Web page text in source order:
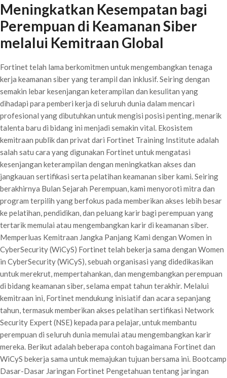
Meningkatkan Kesempatan bagi
Perempuan di Keamanan Siber
melalui Kemitraan Global
Fortinet telah lama berkomitmen untuk mengembangkan tenaga
kerja keamanan siber yang terampil dan inklusif. Seiring dengan
semakin lebar kesenjangan keterampilan dan kesulitan yang
dihadapi para pemberi kerja di seluruh dunia dalam mencari
profesional yang dibutuhkan untuk mengisi posisi penting, menarik
talenta baru di bidang ini menjadi semakin vital. Ekosistem
kemitraan publik dan privat dari Fortinet Training Institute adalah
salah satu cara yang digunakan Fortinet untuk mengatasi
kesenjangan keterampilan dengan meningkatkan akses dan
jangkauan sertifikasi serta pelatihan keamanan siber kami. Seiring
berakhirnya Bulan Sejarah Perempuan, kami menyoroti mitra dan
program terpilih yang berfokus pada memberikan akses lebih besar
ke pelatihan, pendidikan, dan peluang karir bagi perempuan yang
tertarik memulai atau mengembangkan karir di keamanan siber.
Memperluas Kemitraan Jangka Panjang Kami dengan Women in
CyberSecurity (WiCyS) Fortinet telah bekerja sama dengan Women
in CyberSecurity (WiCyS), sebuah organisasi yang didedikasikan
untuk merekrut, mempertahankan, dan mengembangkan perempuan
di bidang keamanan siber, selama empat tahun terakhir. Melalui
kemitraan ini, Fortinet mendukung inisiatif dan acara sepanjang
tahun, termasuk memberikan akses pelatihan sertifikasi Network
Security Expert (NSE) kepada para pelajar, untuk membantu
perempuan di seluruh dunia memulai atau mengembangkan karir
mereka. Berikut adalah beberapa contoh bagaimana Fortinet dan
WiCyS bekerja sama untuk memajukan tujuan bersama ini. Bootcamp
Dasar-Dasar Jaringan Fortinet Pengetahuan tentang jaringan